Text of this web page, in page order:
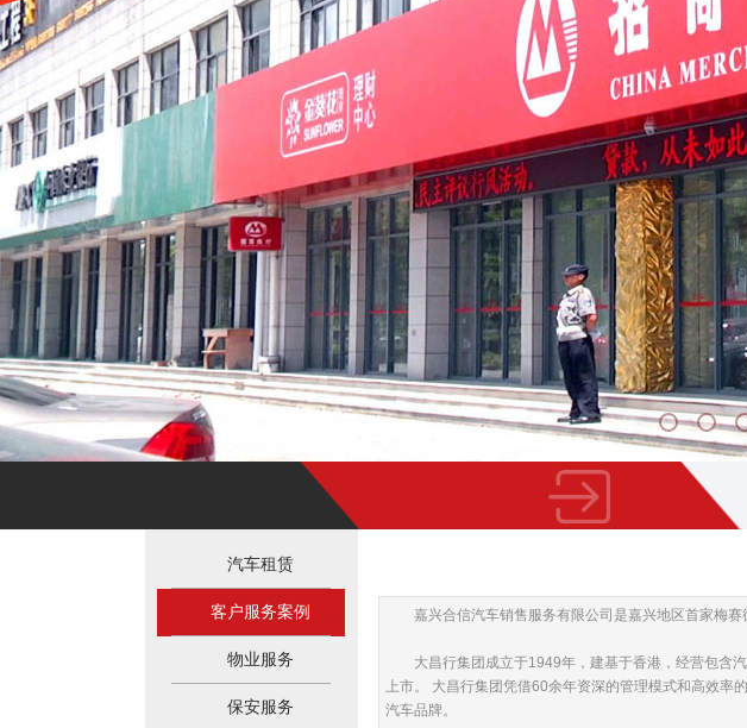
嘉兴合信汽车销售服务有限公司是嘉兴地区首家梅
大昌行集团成立于1949年，建基于香港，经营包含汽
上市。 大昌行集团凭借60余年资深的管理模式和高效
汽车品牌。
汽车租赁
客户服务案例
物业服务
保安服务
汽车租赁
客户服务案例
物业服务
保安服务